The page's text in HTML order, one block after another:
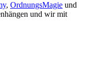
, OrdnungsMagie und
und wir mit